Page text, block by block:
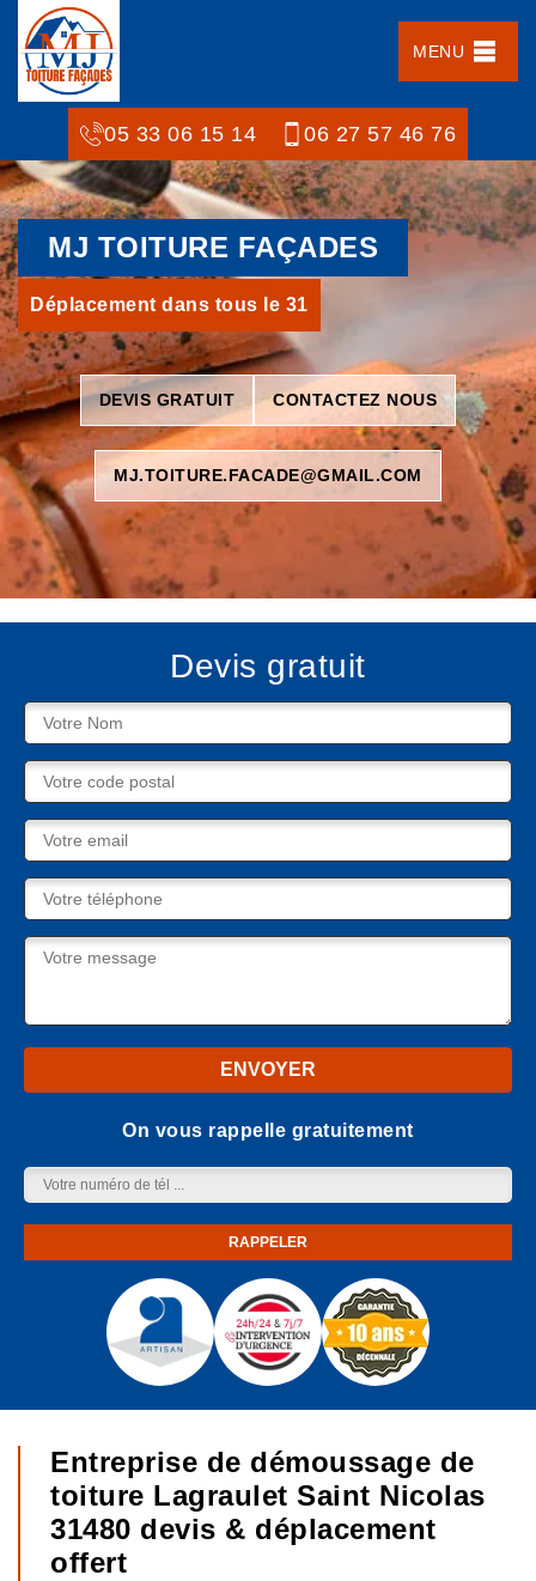
MENU
05 33 06 15 14 06 27 57 46 76
MJ TOITURE FAÇADES
Déplacement dans tous le 31
DEVIS GRATUIT CONTACTEZ NOUS
MJ.TOITURE.FACADE@GMAIL.COM
Devis gratuit
On vous rappelle gratuitement
Entreprise de démoussage de
toiture Lagraulet Saint Nicolas
31480 devis & déplacement
offert